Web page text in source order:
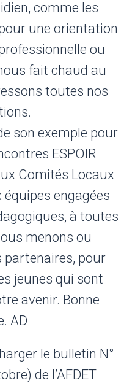
comme les
une orientation
ou
fait chaud au
toutes nos
son exemple pour
ESPOIR
Comités Locaux
équipes engagées
à toutes
menons ou
partenaires, pour
jeunes qui sont
avenir. Bonne
AD
le bulletin N°
de l’AFDET